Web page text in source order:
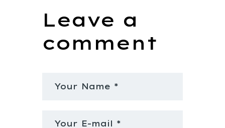
Leave a
comment